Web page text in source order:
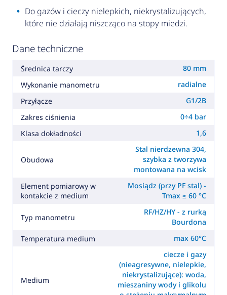
Do gazów i cieczy nielepkich, niekrystalizujących,
które nie działają niszcząco na stopy miedzi.
Dane techniczne
Średnica tarczy
80 mm
Wykonanie manometru
radialne
Przyłącze
G1/2B
Zakres ciśnienia
0÷4 bar
Klasa dokładności
1,6
Obudowa
Stal nierdzewna 304,
szybka z tworzywa
montowana na wcisk
Element pomiarowy w
kontakcie z medium
Mosiądz (przy PF stal) -
Tmax ≤ 60 °C
Typ manometru
RF/HZ/HY - z rurką
Bourdona
Temperatura medium
max 60°C
Medium
ciecze i gazy
(nieagresywne, nielepkie,
niekrystalizujące): woda,
mieszaniny wody i glikolu